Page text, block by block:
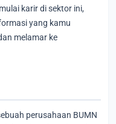
karir di sektor ini,
yang kamu
melamar ke
perusahaan BUMN